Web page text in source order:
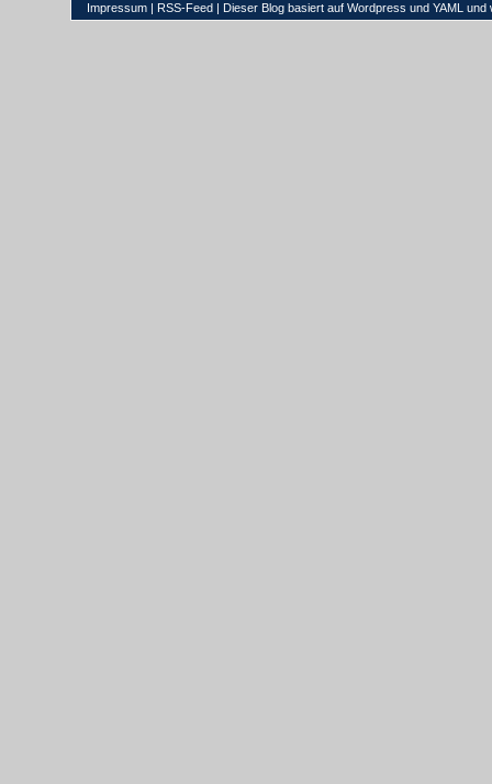
Impressum | RSS-Feed | Dieser Blog basiert auf Wordpress und YAML und